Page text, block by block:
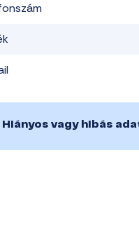
Hiányos vagy hibás